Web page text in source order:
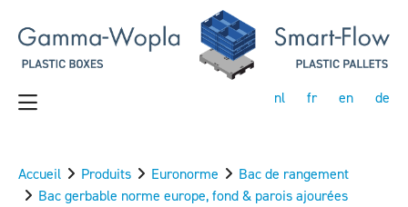
nl fr en de
Accueil Produits Euronorme
Bac de rangement
Bac gerbable norme europe, fond & parois ajourées